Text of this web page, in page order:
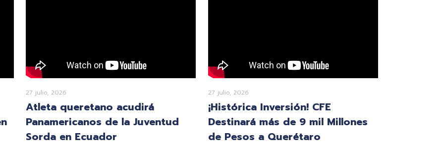
27 julio, 2026
Atleta queretano acudirá
Panamericanos de la Juventud
Sorda en Ecuador
27 julio, 2026
¡Histórica Inversión! CFE
Destinará más de 9 mil Millones
de Pesos a Querétaro